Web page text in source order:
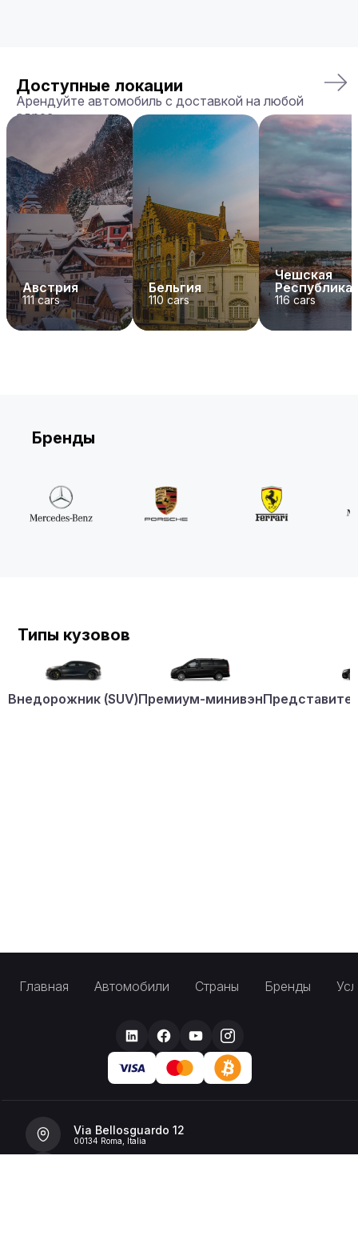
Доступные локации
Арендуйте автомобиль с доставкой на любой
адрес
Австрия
111cars
Бельгия
110 cars
Чешская
Республика
116cars
Бренды
Типы кузовов
Внедорожник (SUV)Премиум-минивэн
Главная Автомобили Страны Бренды
Via Bellosguardo 12
00134 Roma, Italia